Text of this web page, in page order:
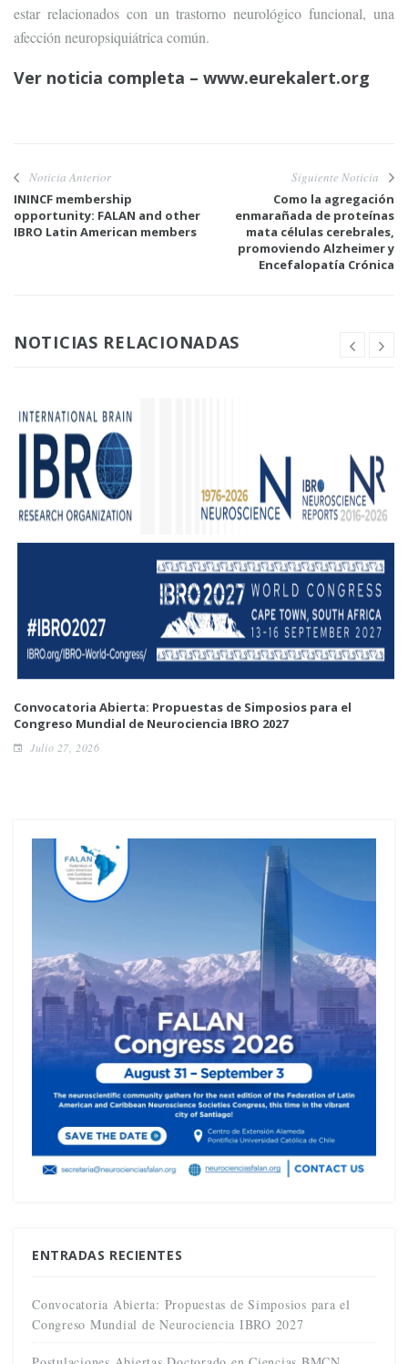
estar relacionados con un trastorno neurológico funcional, una
afección neuropsiquiátrica común.
Ver noticia completa – www.eurekalert.org
Noticia Anterior
ININCF membership
opportunity: FALAN and other
IBRO Latin American members
Siguiente Noticia
Como la agregación
enmarañada de proteínas
mata células cerebrales,
promoviendo Alzheimer y
Encefalopatía Crónica
NOTICIAS RELACIONADAS
Convocatoria Abierta: Propuestas de Simposios para el
Congreso Mundial de Neurociencia IBRO 2027
Julio 27, 2026
ENTRADAS RECIENTES
Convocatoria Abierta: Propuestas de Simposios para el
Congreso Mundial de Neurociencia IBRO 2027